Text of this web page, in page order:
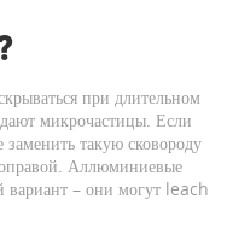
при длительном
микрочастицы. Если
такую сковороду
Аллюминиевые
вариант – они могут leach